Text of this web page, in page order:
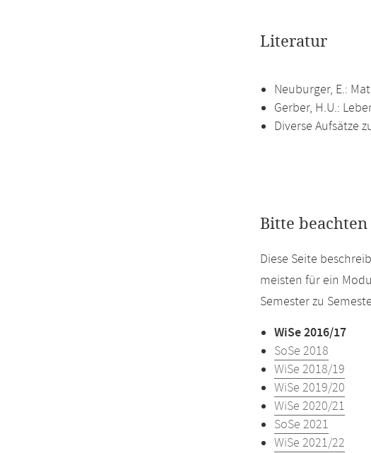
Literatur
Neuburger, E.:
Gerber, H.U.:
Diverse Aufsätze
Bitte beachten
Diese Seite
meisten für ein
Semester zu
WiSe 2016/17
SoSe 2018
WiSe 2018/19
WiSe 2019/20
WiSe 2020/21
SoSe 2021
WiSe 2021/22